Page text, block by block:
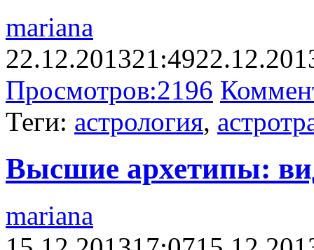
mariana
22.12.201321:49
Просмотров:2196
Теги: астрология,
Высшие архетипы:
mariana